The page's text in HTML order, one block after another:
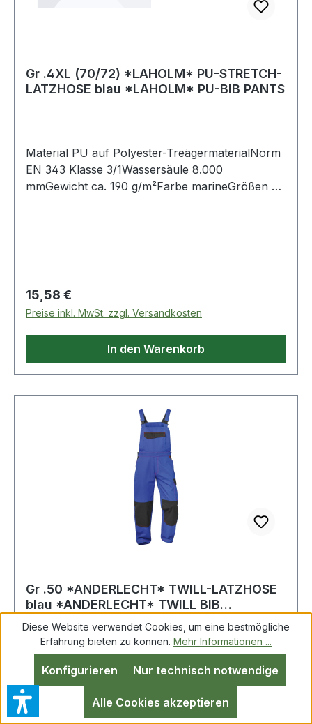
Gr .4XL (70/72) *LAHOLM* PU-STRETCH-
LATZHOSE blau *LAHOLM* PU-BIB PANTS
Material PU auf Polyester-TreägermaterialNorm
EN 343 Klasse 3/1Wassersäule 8.000
mmGewicht ca. 190 g/m²Farbe marineGrößen S-
elastische Träger mit verstellbaren
Schnellverschluss-Schnallen auf Front und
Rücken Weitenverstellung in der Taille
NORWAY®-Logo auf dem rechten unterem
Regulärer Preis:
15,58 €
Preise inkl. MwSt. zzgl. Versandkosten
In den Warenkorb
Gr .50 *ANDERLECHT* TWILL-LATZHOSE
blau *ANDERLECHT* TWILL BIB
TROUSERS
Material 65% Polyester/ 35% Baumwolle, ca.
245 g/m²Farbe kornblau/schwarzGrößen 42-64
leichtes und bequemes Twillgewebe moderne
und ergonomische Passform strapazierfähige
Diese Website verwendet Cookies, um eine bestmögliche
Erfahrung bieten zu können. Mehr Informationen ...
Nur technisch notwendige
Konfigurieren
Alle Cookies akzeptieren